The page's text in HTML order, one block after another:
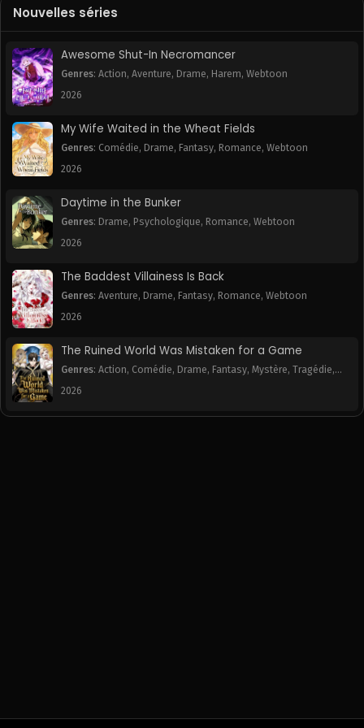
Chapitre 124
January 16, 2026 January 16, 2026
Chapitre 122
January 16, 2026
Chapitre 121
Chapitre 120
January 16, 2026
Chapitre 119
Chapitre 118
Chapitre 116
January 16, 2026
Chapitre 115
Chapitre 114
January 16, 2026
Chapitre 113
January 16, 2026
Chapitre 112
January 16, 2026
Chapitre 110
January 16, 2026
Chapitre 109
Nouvelles séries
Awesome Shut-In Necromancer
Genres: Action, Aventure, Drame, Harem, Webtoon
2026
My Wife Waited in the Wheat Fields
Genres: Comédie, Drame, Fantasy, Romance, Webtoon
2026
Daytime in the Bunker
Genres: Drame, Psychologique, Romance, Webtoon
2026
The Baddest Villainess Is Back
Genres: Aventure, Drame, Fantasy, Romance, Webtoon
2026
The Ruined World Was Mistaken for a Game
Genres: Action, Comédie, Drame, Fantasy, Mystère, Tragédie,
Webtoon
2026